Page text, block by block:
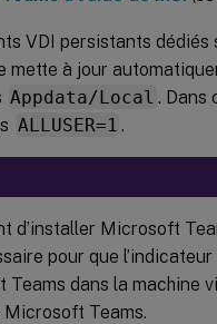
VDI persistants dédiés
mette à jour
Appdata/Local . Dans
ALLUSER=1 .
d’installer Microsoft
pour que l’indicateur
dans la machine
Microsoft Teams.